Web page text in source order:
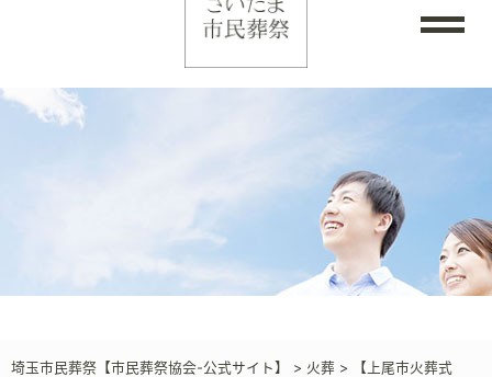
埼玉市民葬祭【市民葬祭協会-公式サイト】 > 火葬 >
【上尾市火葬式